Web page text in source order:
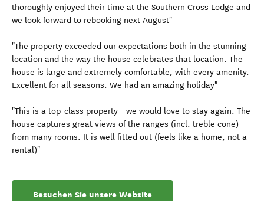
thoroughly enjoyed their time at the Southern Cross Lodge and
we look forward to rebooking next August"
"The property exceeded our expectations both in the stunning
location and the way the house celebrates that location. The
house is large and extremely comfortable, with every amenity.
Excellent for all seasons. We had an amazing holiday"
"This is a top-class property - we would love to stay again. The
house captures great views of the ranges (incl. treble cone)
from many rooms. It is well fitted out (feels like a home, not a
rental)"
Besuchen Sie unsere Website